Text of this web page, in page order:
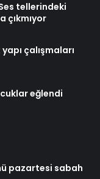
Ses tellerindeki
çıkmıyor
çalışmaları
eğlendi
pazartesi sabah